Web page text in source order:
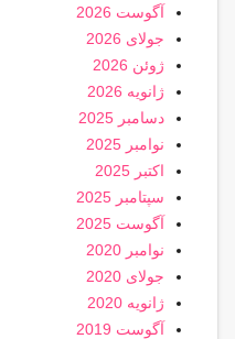
آگوست 2026
جولای 2026
ژوئن 2026
ژانویه 2026
دسامبر 2025
نوامبر 2025
اکتبر 2025
سپتامبر 2025
آگوست 2025
نوامبر 2020
جولای 2020
ژانویه 2020
آگوست 2019